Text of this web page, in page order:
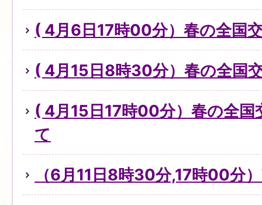
( 4月6日17時00分）春の全国
( 4月15日8時30分）春の全国
( 4月15日17時00分）春の全国
て
（6月11日8時30分,17時00分